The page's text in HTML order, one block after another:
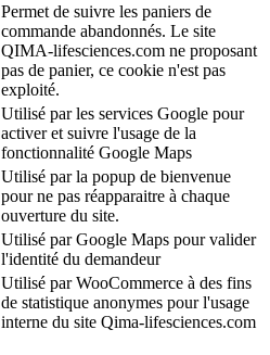
Permet de suivre les paniers de
commande abandonnés. Le site
QIMA-lifesciences.com ne proposant
pas de panier, ce cookie n'est pas
exploité.
Utilisé par les services Google pour
activer et suivre l'usage de la
fonctionnalité Google Maps
Utilisé par la popup de bienvenue
pour ne pas réapparaitre à chaque
ouverture du site.
Utilisé par Google Maps pour valider
l'identité du demandeur
Utilisé par WooCommerce à des fins
de statistique anonymes pour l'usage
interne du site Qima-lifesciences.com